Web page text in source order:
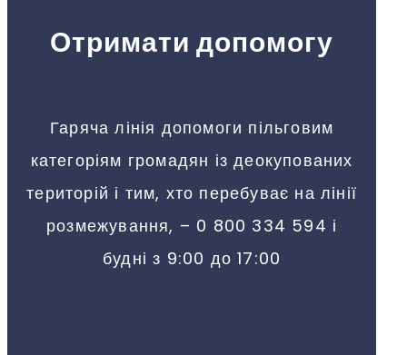
Отримати допомогу
Гаряча лінія допомоги пільговим
категоріям громадян із деокупованих
територій і тим, хто перебуває на лінії
розмежування, – 0 800 334 594 і
будні з 9:00 до 17:00